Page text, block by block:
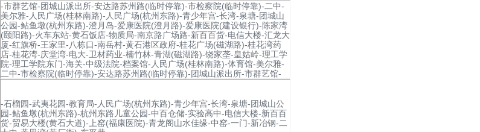
-市群艺馆-团城山派出所-安达路苏州路(临时停靠)-市检察院(临时停靠)-二中-
美尔雅-人民广场(桂林南路)-人民广场(杭州东路)-青少年宫-长湾-泉塘-团城山
公园-鲇鱼墩(杭州东路)-澄月岛-爱康医院(澄月路)-爱康医院(建设银行)-陈家湾
(颐阳路)-火车东站-黄石饭店-物质局-南京路广场路-新百百货-电信大楼-汇龙大
厦-红旗桥-王家里-八栋口-南岳村-黄石港区政府-桂花广场(磁湖路)-桂花湾药
店-桂花湾-庆堂湾-电大-卫材药业-楠竹林-青湖(磁湖路)-饶家垄-皇姑岭-理工学
院-理工学院东门-海关-中级法院-档案馆-人民广场(桂林南路)-体育馆-美尔雅-
二中-市检察院(临时停靠)-安达路苏州路(临时停靠)-团城山派出所-市群艺馆-
-石榴园-武夷花园-教育局-人民广场(杭州东路)-青少年宫-长湾-泉塘-团城山公
园-鲇鱼墩(杭州东路)-杭州东路儿童公园-中百仓储-实验高中-电信大楼-新百百
货-贸易大楼(黄石大道)-上窑(福康医院)-青龙阁山水佳缘-中窑-一门-新冶钢-二